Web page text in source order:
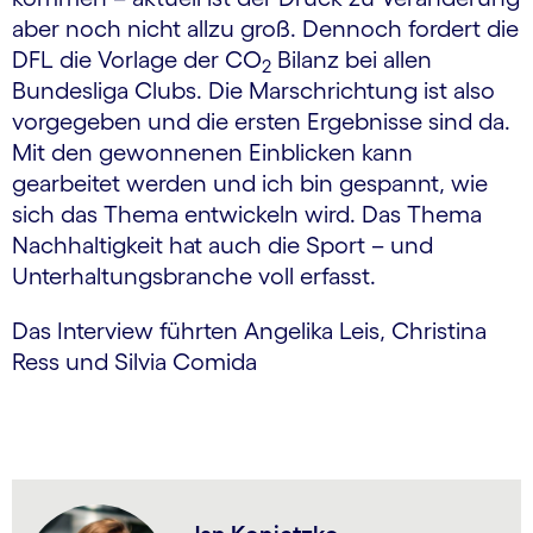
aber noch nicht allzu groß. Dennoch fordert die
DFL die Vorlage der CO2 Bilanz bei allen
Bundesliga Clubs. Die Marschrichtung ist also
vorgegeben und die ersten Ergebnisse sind da.
Mit den gewonnenen Einblicken kann
gearbeitet werden und ich bin gespannt, wie
sich das Thema entwickeln wird. Das Thema
Nachhaltigkeit hat auch die Sport – und
Unterhaltungsbranche voll erfasst.
Das Interview führten Angelika Leis, Christina
Ress und Silvia Comida